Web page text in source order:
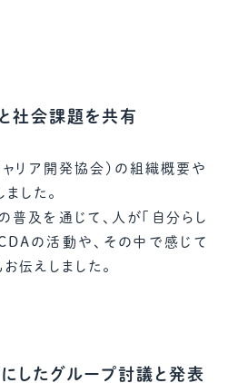
社会課題を共有
ャリア開発協会）の組織概要や
した。
普及を通じて、人が「自分らし
の活動や、その中で感じて
伝えしました。
したグループ討議と発表